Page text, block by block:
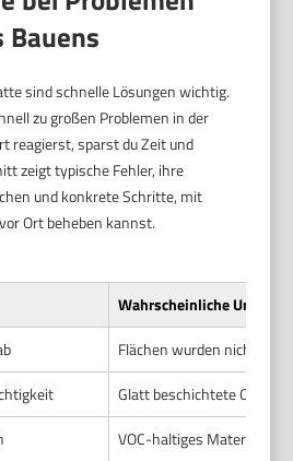
sind schnelle Lösungen wichtig.
zu großen Problemen in der
reagierst, sparst du Zeit und
zeigt typische Fehler, ihre
und konkrete Schritte, mit
Ort beheben kannst.
Wahrscheinliche Ursache
Flächen wurden nicht
Glatt beschichtete
VOC-haltiges Material